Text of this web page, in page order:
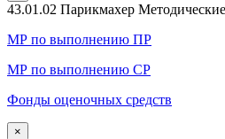
43.01.02 Парикмахер
МР по выполнению ПР
МР по выполнению СР
Фонды оценочных средств
×